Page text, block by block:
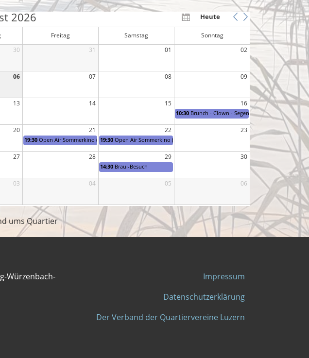
Heute
2026
Freitag Samstag
Sonntag
30 31 01 02
06 07 08 09
13 14 15 16
20 21 22 23
27 28 29 30
03 04 05 06
10:30 Brunch - Clown - Segen
19:30 Open Air Sommerkino (Tag 1 für Jugendliche & Erwachsene)
19:30 Open Air Sommerkino (Tag 2 für Kids & Familien)
14:30 Braui-Besuch
ums Quartier
Würzenbach-
Impressum
Datenschutzerklärung
Der Verband der Quartiervereine Luzern